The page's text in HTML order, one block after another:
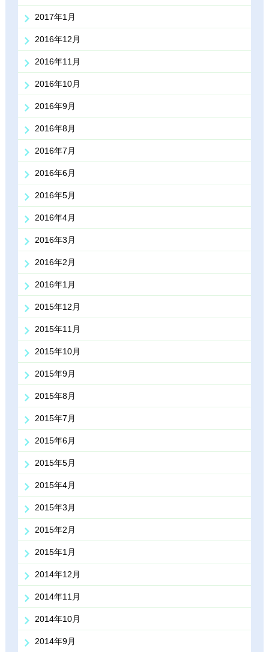
2017年1月
2016年12月
2016年11月
2016年10月
2016年9月
2016年8月
2016年7月
2016年6月
2016年5月
2016年4月
2016年3月
2016年2月
2016年1月
2015年12月
2015年11月
2015年10月
2015年9月
2015年8月
2015年7月
2015年6月
2015年5月
2015年4月
2015年3月
2015年2月
2015年1月
2014年12月
2014年11月
2014年10月
2014年9月